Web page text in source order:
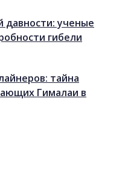
давности: ученые
гибели
тайна
Гималаи в